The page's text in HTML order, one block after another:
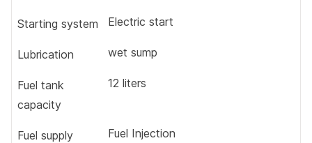
Starting system Electric start
Lubrication wet sump
Fuel tank
capacity
12 liters
Fuel supply
Fuel Injection